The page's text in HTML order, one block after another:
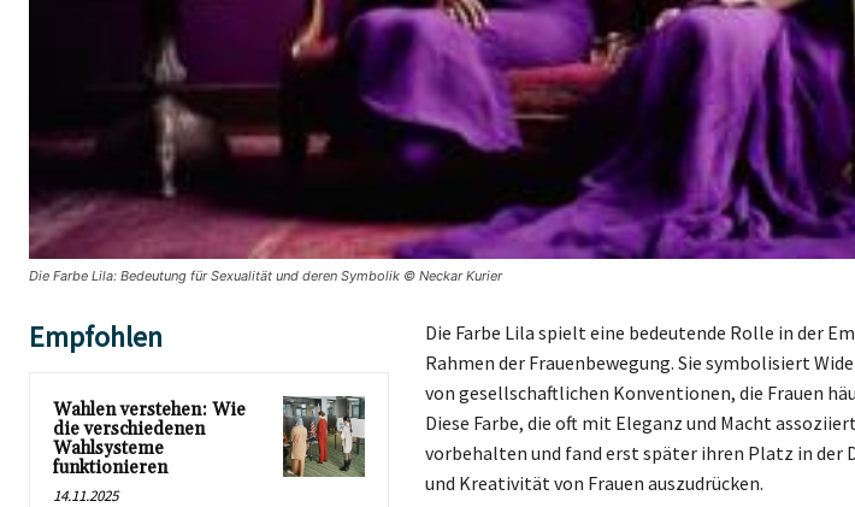
Die Farbe Lila: Bedeutung für Sexualität und deren Symbolik © Neckar Kurier
Empfohlen
Wahlen verstehen: Wie
die verschiedenen
Wahlsysteme
funktionieren
14.11.2025
Die Farbe Lila spielt eine bedeutende Rolle in der
Rahmen der Frauenbewegung. Sie symbolisiert
von gesellschaftlichen Konventionen, die Frauen
Diese Farbe, die oft mit Eleganz und Macht
vorbehalten und fand erst später ihren Platz in der
und Kreativität von Frauen auszudrücken.